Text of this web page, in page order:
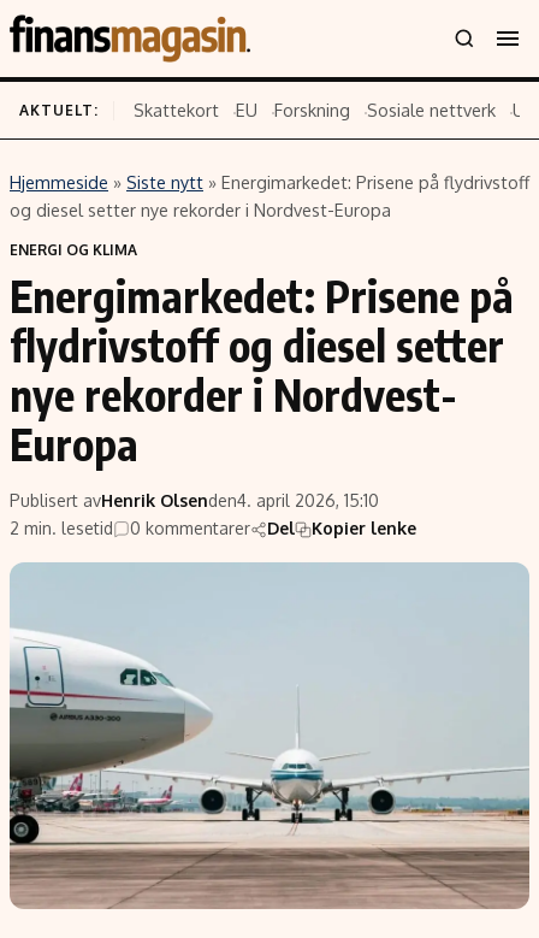
Innhold
Siste nytt
Eiendom
Energi og klima
Finans
Fritid
Hav og sjømat
Verden
Emner
Økonomi
Politikk
Selskaper
Teknologi
Google
Kunstig intelligens
Infrastruktur
BitCoin
EU-Kommisjonen
Grønt skifte
Retningslinjer
Retningslinjer for rettelser
Redaksjonell policy
Informasjon
AKTUELT: Skattekort EU Forskning Sosiale nettverk
Hjemmeside » Siste nytt » Energimarkedet: Prisene på flydrivstoff
og diesel setter nye rekorder i Nordvest-Europa
ENERGI OG KLIMA
Energimarkedet: Prisene på
flydrivstoff og diesel setter
nye rekorder i Nordvest-
Europa
Publisert avHenrik Olsenden4. april 2026, 15:10
2 min. lesetid
0 kommentarer Del Kopier lenke